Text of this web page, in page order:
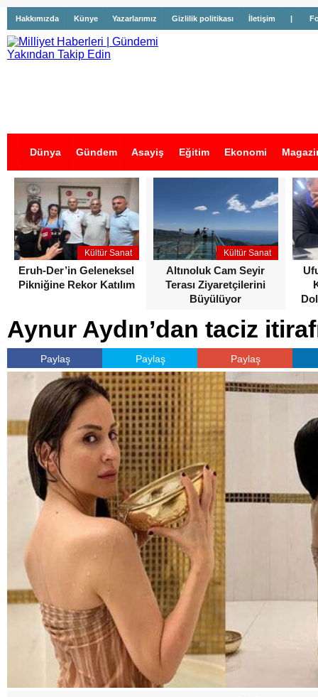
Hakkımızda Künye Yazarlarımız Gizlilik politikası İletişim |
Dünya Gündem Asayiş Eğitim Ekonomi
İş İlanları
Kültür Sanat
Eruh-Der’in Geleneksel
Pikniğine Rekor Katılım
Kültür Sanat
Altınoluk Cam Seyir
Terası Ziyaretçilerini
Büyülüyor
Aynur Aydın’dan taciz
Paylaş Paylaş Paylaş